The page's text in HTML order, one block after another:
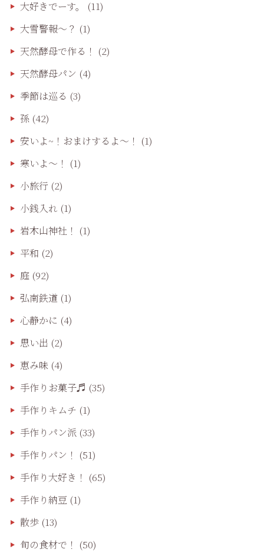
大好きでーす。
(11)
大雪警報〜？ (1)
天然酵母で作る！ (2)
天然酵母パン (4)
季節は巡る (3)
孫(42)
安いよ~！おまけするよ～！ (1)
寒いよ～！ (1)
小旅行 (2)
小銭入れ (1)
岩木山神社！ (1)
平和 (2)
庭(92)
弘南鉄道 (1)
心静かに (4)
思い出 (2)
恵み味(4)
手作りお菓子♬ (35)
手作りキムチ (1)
手作りパン派 (33)
手作りパン！ (51)
手作り大好き！ (65)
手作り納豆 (1)
散歩(13)
旬の食材で！ (50)